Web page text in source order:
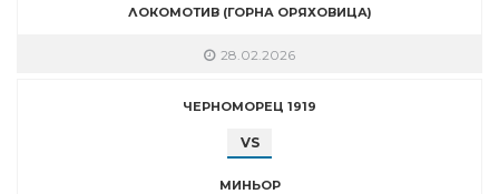
ЛОКОМОТИВ (ГОРНА ОРЯХОВИЦА)
28.02.2026
ЧЕРНОМОРЕЦ 1919
VS
МИНЬОР